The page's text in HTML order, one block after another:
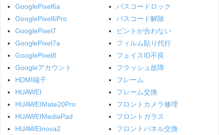
GooglePixel6a
GooglePixel6Pro
GooglePixel7
GooglePixel7a
GooglePixel8
Googleアカウント
HDMI端子
HUAWEI
HUAWEIMate20Pro
HUAWEIMediaPad
HUAWEInova2
パスコードロック
パスコード解除
ピントが合わない
フィルム貼り代行
フェイスID不良
フラッシュ故障
フレーム
フレーム交換
フロントカメラ修理
フロントガラス
フロントパネル交換